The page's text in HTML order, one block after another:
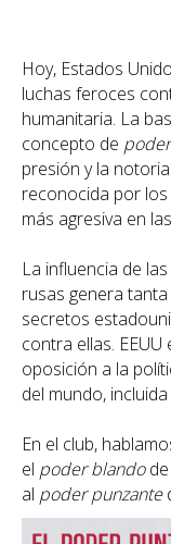
Hoy, Estados
luchas feroces
humanitaria. La
concepto de
presión y la
reconocida por
más agresiva en
La influencia de
rusas genera
secretos
contra ellas.
oposición a la
del mundo,
En el club,
el poder blandode
al poder punzante